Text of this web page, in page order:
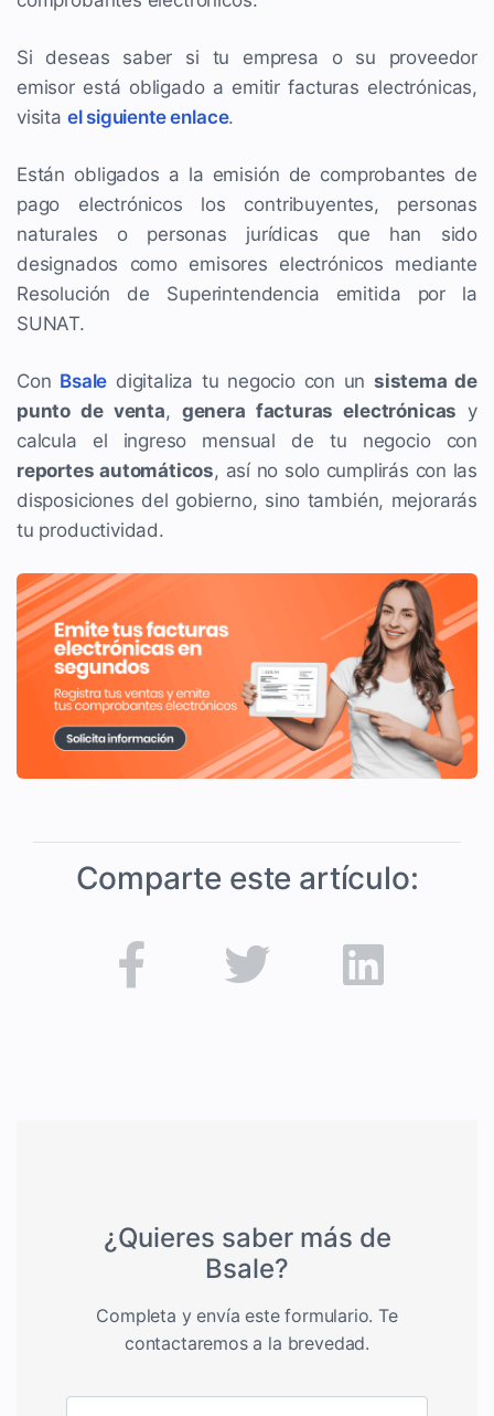
Si deseas saber si tu empresa o su proveedor
emisor está obligado a emitir facturas electrónicas,
visita el siguiente enlace.
Están obligados a la emisión de comprobantes de
pago electrónicos los contribuyentes, personas
naturales o personas jurídicas que han sido
designados como emisores electrónicos mediante
Resolución de Superintendencia emitida por la
SUNAT.
Con Bsale digitaliza tu negocio con un sistema de
punto de venta, genera facturas electrónicas y
calcula el ingreso mensual de tu negocio con
reportes automáticos, así no solo cumplirás con las
disposiciones del gobierno, sino también, mejorarás
tu productividad.
Comparte este artículo:
¿Quieres saber más de
Bsale?
Completa y envía este formulario. Te
contactaremos a la brevedad.